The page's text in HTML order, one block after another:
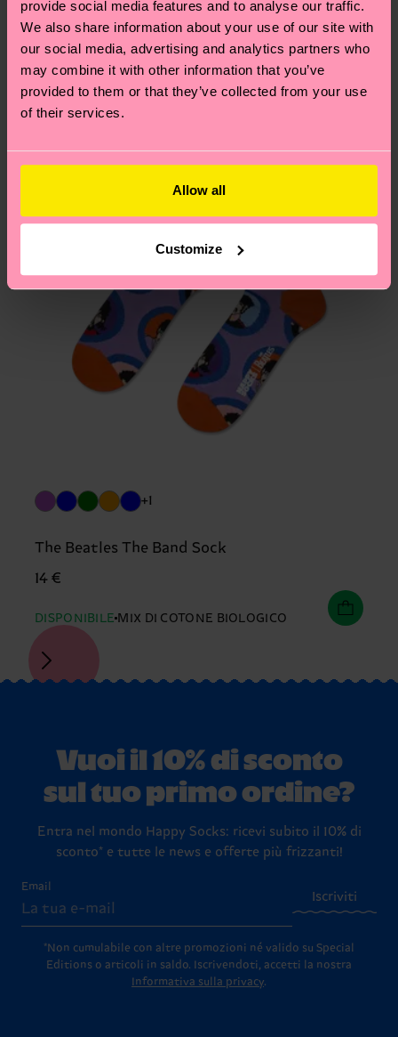
provide social media features and to analyse our traffic.
We also share information about your use of our site with
our social media, advertising and analytics partners who
may combine it with other information that you’ve
provided to them or that they’ve collected from your use
of their services.
Allow all
Customize
un’occhiata alla nostra
pagina sulla sostenibilità!
locali.
Hai domande sui resi? Visita la nostra pagina Resi
per trovare le risposte alle domande più comuni.
Secondo noi, ti piaceràPattern simili
Special Edition
+1
The Beatles The Band Sock
14 €
DISPONIBILE MIX DI COTONE BIOLOGICO
Vuoi il 10% di sconto
sul tuo primo ordine?
Entra nel mondo Happy Socks: ricevi subito il 10% di
sconto* e tutte le news e offerte più frizzanti!
Email
Iscriviti
*Non cumulabile con altre promozioni né valido su Special
Editions o articoli in saldo.
Iscrivendoti, accetti la nostra
Informativa sulla privacy.